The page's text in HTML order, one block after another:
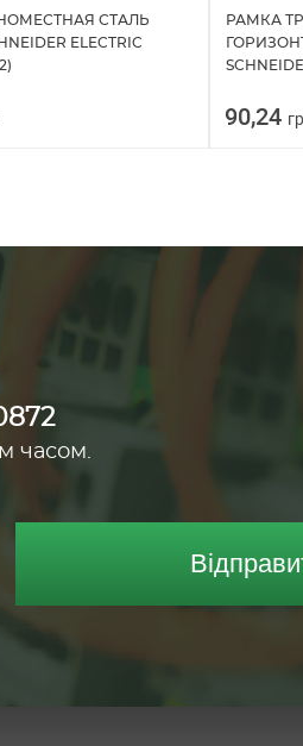
СТАЛЬ
ELECTRIC
РАМКА
90,24
часом.